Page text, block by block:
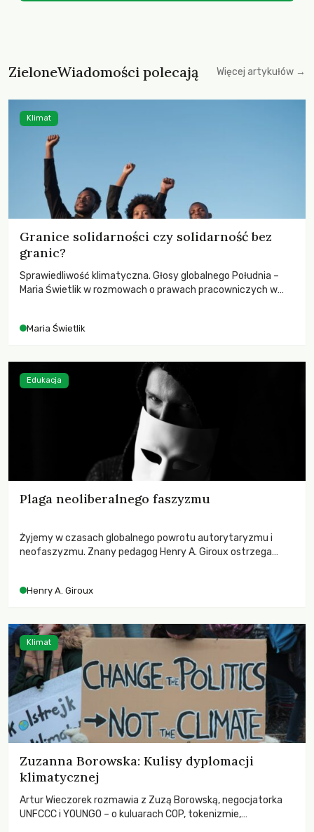
ZieloneWiadomości polecają Więcej artykułów →
Granice solidarności czy solidarność bez
granic?
Sprawiedliwość klimatyczna. Głosy globalnego Południa –
Maria Świetlik w rozmowach o prawach pracowniczych w
Maria Świetlik
Klimat
Plaga neoliberalnego faszyzmu
Żyjemy w czasach globalnego powrotu autorytaryzmu i
neofaszyzmu. Znany pedagog Henry A. Giroux ostrzega
wychowają świadomych obywateli?
Henry A. Giroux
Edukacja
Zuzanna Borowska: Kulisy dyplomacji
klimatycznej
Artur Wieczorek rozmawia z Zuzą Borowską, negocjatorka
UNFCCC i YOUNGO – o kuluarach COP, tokenizmie,
Klimat